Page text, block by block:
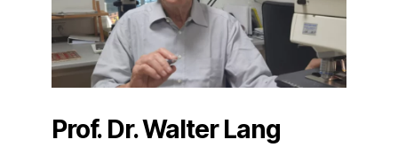
Prof. Dr. Walter Lang